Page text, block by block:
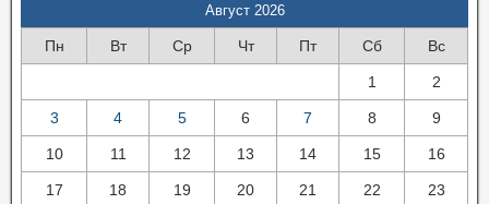
Август 2026
Пн Вт Ср Чт Пт Сб Вс
1 2
3 4 5 6 7 8 9
10 11 12 13 14 15 16
17 18 19 20 21 22 23